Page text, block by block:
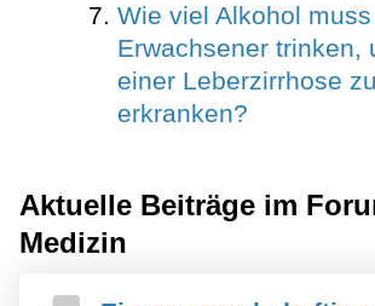
Wie viel Alkohol
Erwachsener trinken,
einer Leberzirrhose zu
erkranken?
Aktuelle Beiträge im
Medizin